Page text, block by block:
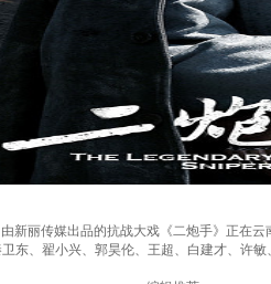
新丽传媒出品的抗战大戏《二炮手》正在
东、翟小兴、郭昊伦、王超、白建才、许